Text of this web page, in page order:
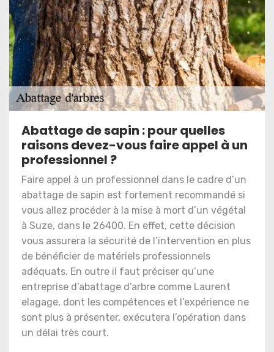
Abattage de sapin : pour quelles
raisons devez-vous faire appel à un
professionnel ?
Faire appel à un professionnel dans le cadre d’un
abattage de sapin est fortement recommandé si
vous allez procéder à la mise à mort d’un végétal
à Suze, dans le 26400. En effet, cette décision
vous assurera la sécurité de l’intervention en plus
de bénéficier de matériels professionnels
adéquats. En outre il faut préciser qu’une
entreprise d’abattage d’arbre comme Laurent
elagage, dont les compétences et l’expérience ne
sont plus à présenter, exécutera l’opération dans
un délai très court.